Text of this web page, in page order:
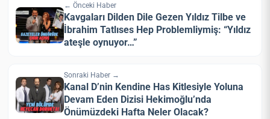
← Önceki Haber
Kavgaları Dilden Dile Gezen Yıldız Tilbe ve
İbrahim Tatlıses Hep Problemliymiş: “Yıldız
ateşle oynuyor…”
Sonraki Haber →
Kanal D’nin Kendine Has Kitlesiyle Yoluna
Devam Eden Dizisi Hekimoğlu’nda
Önümüzdeki Hafta Neler Olacak?